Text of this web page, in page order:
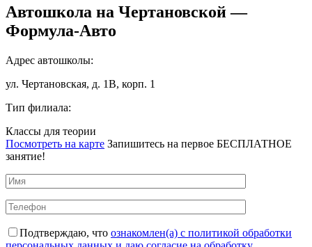
Автошкола на Чертановской —
Формула-Авто
Адрес автошколы:
ул. Чертановская, д. 1В, корп. 1
Тип филиала:
Классы для теории
Посмотреть на карте Запишитесь на первое БЕСПЛАТНОЕ
занятие!
Подтверждаю, что ознакомлен(а) с политикой обработки